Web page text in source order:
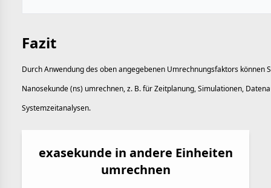
Fazit
Durch Anwendung des oben angegebenen Umrechnungsfaktors können
Nanosekunde (ns) umrechnen, z. B. für Zeitplanung, Simulationen,
Systemzeitanalysen.
exasekunde in andere Einheiten
umrechnen